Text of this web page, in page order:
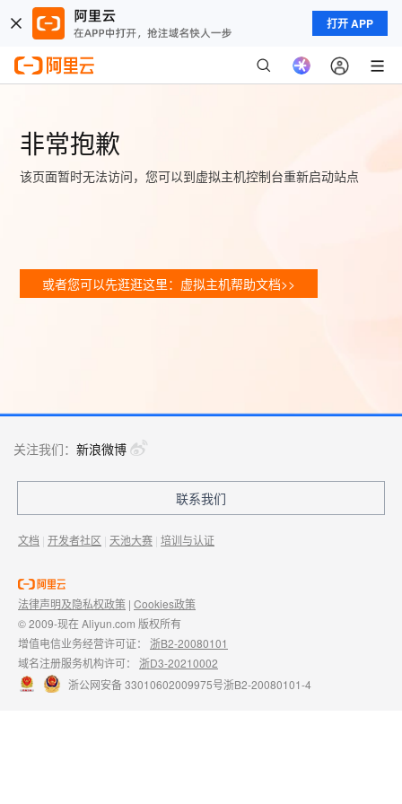
打开 APP
非常抱歉
该页面暂时无法访问，您可以到虚拟主机控制台重新启动站点
或者您可以先逛逛这里：虚拟主机帮助文档>>